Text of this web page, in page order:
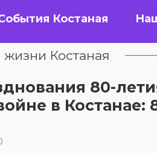
Костаная
Костаная
80-
в Костанае: